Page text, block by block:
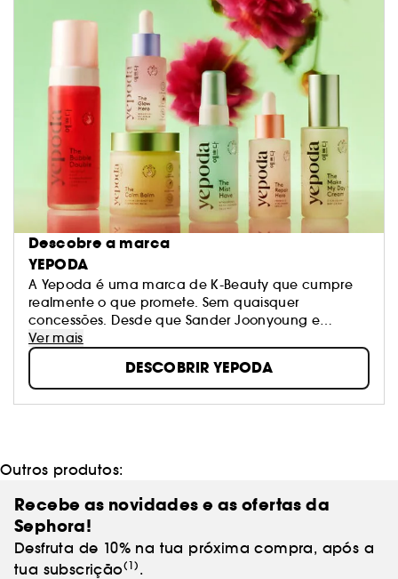
Descobre a marca
YEPODA
A Yepoda é uma marca de K-Beauty que cumpre
realmente o que promete. Sem quaisquer
concessões. Desde que Sander Joonyoung e
Veronika lançaram a marca em 2020, assumiram
como missão oferecer uma inovação coreana
autêntica na qual se pode confiar.
Ver mais
DESCOBRIR YEPODA
Outros produtos:
Recebe as novidades e as ofertas da
Sephora!
Desfruta de 10% na tua próxima compra, após a
tua subscrição(1) .